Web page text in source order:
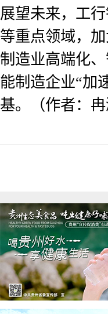
展望未来，工
等重点领域，
制造业高端化
能制造企业“加
基。（作者：冉